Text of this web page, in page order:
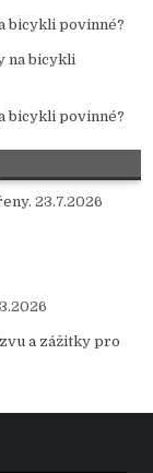
bicykli povinné?
na bicykli
bicykli povinné?
23.7.2026
a zážitky pro